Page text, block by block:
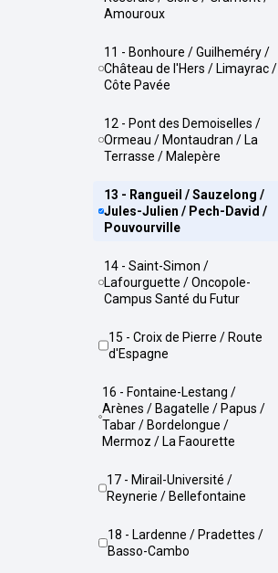
Amouroux
11 - Bonhoure / Guilheméry /
Château de l'Hers / Limayrac /
Côte Pavée
12 - Pont des Demoiselles /
Ormeau / Montaudran / La
Terrasse / Malepère
13 - Rangueil / Sauzelong /
Jules-Julien / Pech-David /
Pouvourville
14 - Saint-Simon /
Lafourguette / Oncopole-
Campus Santé du Futur
15 - Croix de Pierre / Route
d'Espagne
16 - Fontaine-Lestang /
Arènes / Bagatelle / Papus /
Tabar / Bordelongue /
Mermoz / La Faourette
17 - Mirail-Université /
Reynerie / Bellefontaine
18 - Lardenne / Pradettes /
Basso-Cambo